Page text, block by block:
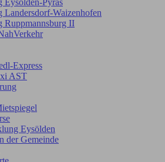
Landersdorf-Waizenhofen
Ruppmannsburg II
Express
AST
Eysölden
der Gemeinde